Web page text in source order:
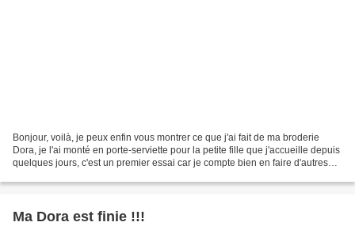
Bonjour, voilà, je peux enfin vous montrer ce que j'ai fait de ma broderie
Dora, je l'ai monté en porte-serviette pour la petite fille que j'accueille depuis
quelques jours, c'est un premier essai car je compte bien en faire d'autres
Ma Dora est finie !!!